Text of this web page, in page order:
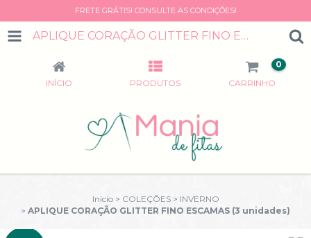
FRETE GRÁTIS! CONSULTE AS CONDIÇÕES!
APLIQUE CORAÇÃO GLITTER FINO ESCAMAS (3 UNIDADES)
INÍCIO PRODUTOS CARRINHO
0
Início > COLEÇÕES > INVERNO
> APLIQUE CORAÇÃO GLITTER FINO ESCAMAS (3 unidades)